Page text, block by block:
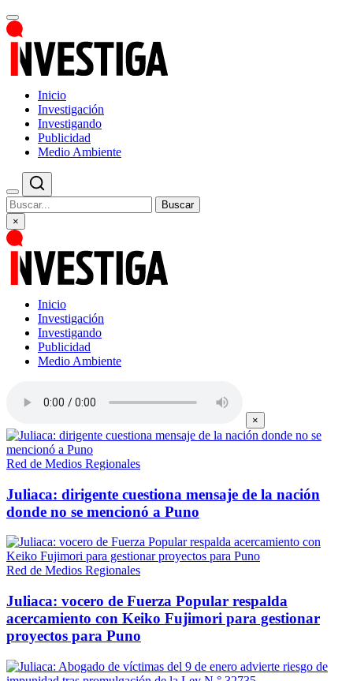
Inicio
Investigación
Investigando
Publicidad
Medio Ambiente
Buscar
×
Inicio
Investigación
Investigando
Publicidad
Medio Ambiente
×
Red de Medios Regionales
Juliaca: dirigente cuestiona mensaje de la nación
donde no se mencionó a Puno
Red de Medios Regionales
Juliaca: vocero de Fuerza Popular respalda
acercamiento con Keiko Fujimori para gestionar
proyectos para Puno